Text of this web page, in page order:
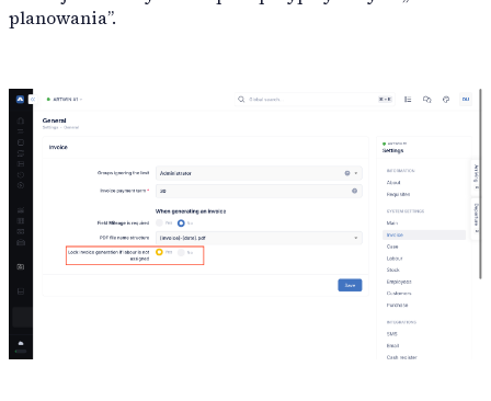
planowania”.